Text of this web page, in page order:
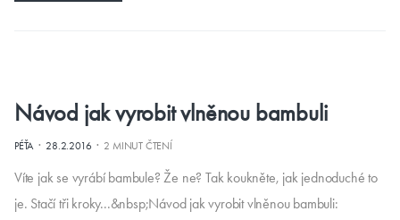
Návod jak vyrobit vlněnou bambuli
PÉŤA· 28.2.2016· 2 MINUT ČTENÍ
Víte jak se vyrábí bambule? Že ne? Tak koukněte, jak jednoduché to
je. Stačí tři kroky...&nbsp;Návod jak vyrobit vlněnou bambuli: